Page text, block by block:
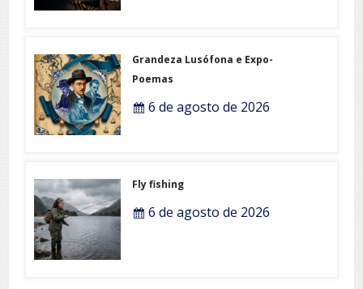
Grandeza Lusófona e Expo-
Poemas
6 de agosto de 2026
Fly fishing
6 de agosto de 2026